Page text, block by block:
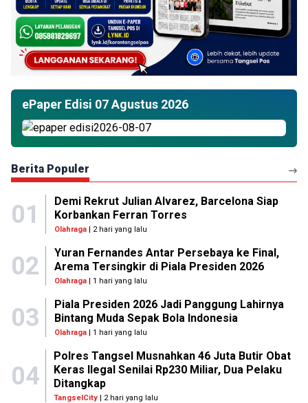
ePaper Edisi 07 Agustus 2026
Berita Populer
01
Demi Rekrut Julian Alvarez, Barcelona Siap
Korbankan Ferran Torres
Olahraga| 2 hari yang lalu
02
Yuran Fernandes Antar Persebaya ke Final,
Arema Tersingkir di Piala Presiden 2026
Olahraga| 1 hari yang lalu
03
Piala Presiden 2026 Jadi Panggung Lahirnya
Bintang Muda Sepak Bola Indonesia
Olahraga| 1 hari yang lalu
04
Polres Tangsel Musnahkan 46 Juta Butir Obat
Keras Ilegal Senilai Rp230 Miliar, Dua Pelaku
Ditangkap
TangselCity | 2 hari yang lalu